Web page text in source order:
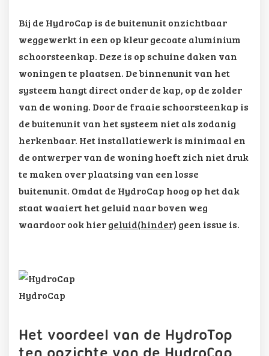
Bij de HydroCap is de buitenunit onzichtbaar
weggewerkt in een op kleur gecoate aluminium
schoorsteenkap. Deze is op schuine daken van
woningen te plaatsen. De binnenunit van het
systeem hangt direct onder de kap, op de zolder
van de woning. Door de fraaie schoorsteenkap is
de buitenunit van het systeem niet als zodanig
herkenbaar. Het installatiewerk is minimaal en
de ontwerper van de woning hoeft zich niet druk
te maken over plaatsing van een losse
buitenunit. Omdat de HydroCap hoog op het dak
staat waaiert het geluid naar boven weg
waardoor ook hiergeluid(hinder) geen issue is.
HydroCap
Het voordeel van de HydroTop